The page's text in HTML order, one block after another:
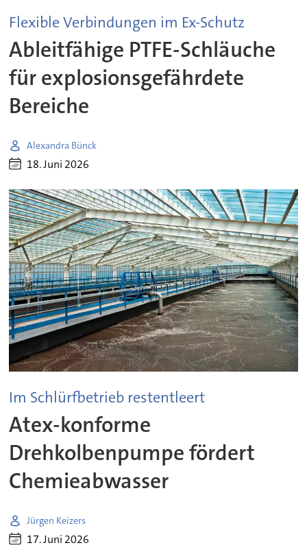
Flexible Verbindungen im Ex-Schutz
Ableitfähige PTFE-Schläuche
für explosionsgefährdete
Bereiche
Alexandra Bünck
18. Juni 2026
Im Schlürfbetrieb restentleert
Atex-konforme
Drehkolbenpumpe fördert
Chemieabwasser
Jürgen Keizers
17. Juni 2026